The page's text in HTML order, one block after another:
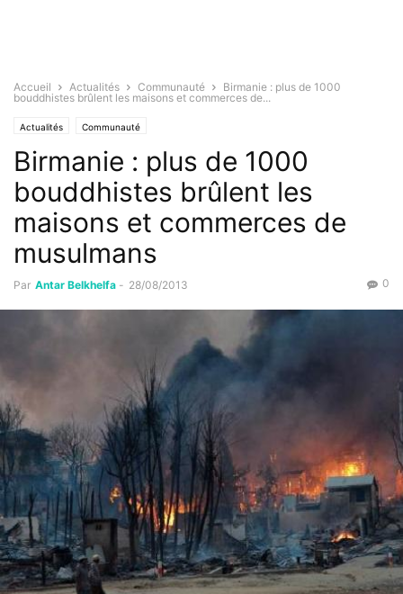
Accueil Actualités Communauté
Birmanie : plus de 1000
bouddhistes brûlent les maisons et commerces de...
Actualités Communauté
Birmanie : plus de 1000
bouddhistes brûlent les
maisons et commerces de
musulmans
Par Antar Belkhelfa - 28/08/2013 0